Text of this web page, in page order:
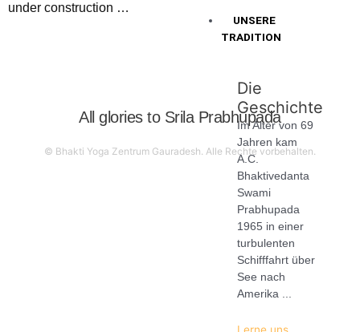
UNSERE
TRADITION
Die
Geschichte
Im Alter von 69
Jahren kam
A.C.
Bhaktivedanta
Swami
Prabhupada
1965 in einer
turbulenten
Schifffahrt über
See nach
Amerika ...
Lerne uns
under construction …
All glories to Srila Prabhupada
© Bhakti Yoga Zentrum Gauradesh. Alle Rechte vorbehalten.